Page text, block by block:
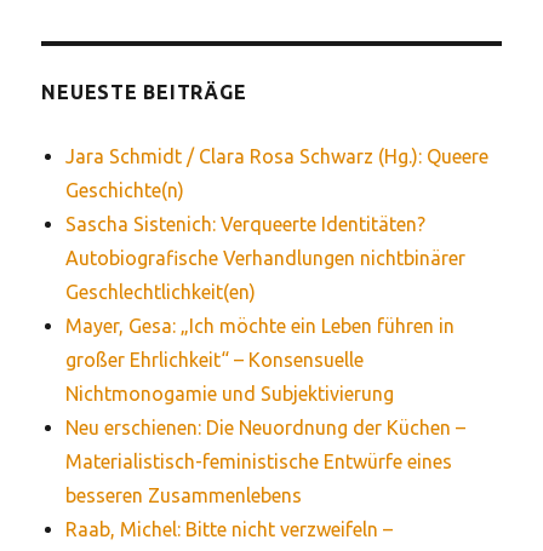
NEUESTE BEITRÄGE
Jara Schmidt / Clara Rosa Schwarz (Hg.): Queere
Geschichte(n)
Sascha Sistenich: Verqueerte Identitäten?
Autobiografische Verhandlungen nichtbinärer
Geschlechtlichkeit(en)
Mayer, Gesa: „Ich möchte ein Leben führen in
großer Ehrlichkeit“ – Konsensuelle
Nichtmonogamie und Subjektivierung
Neu erschienen: Die Neuordnung der Küchen –
Materialistisch-feministische Entwürfe eines
besseren Zusammenlebens
Raab, Michel: Bitte nicht verzweifeln –